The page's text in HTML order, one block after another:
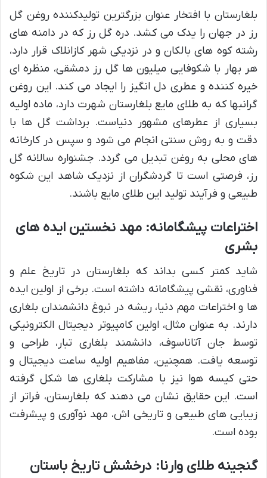
بلغارستان با افتخار عنوان بزرگترین تولیدکننده روغن گل
رز در جهان را یدک می کشد. دره گل رز که در دامنه های
رشته کوه های بالکان و در نزدیکی شهر کازانلاک قرار دارد،
هر بهار با شکوفایی میلیون ها گل رز دمشقی، منظره ای
خیره کننده و عطری دل انگیز را ایجاد می کند. این روغن
گرانبها که به طلای مایع بلغارستان شهرت دارد، ماده اولیه
بسیاری از عطرهای مشهور دنیاست. برداشت گل ها با
دقت و به روش سنتی انجام می شود و سپس در کارخانه
های محلی به روغن تبدیل می گردد. جشنواره سالانه گل
رز، فرصتی است تا گردشگران از نزدیک شاهد این شکوه
طبیعی و فرآیند تولید این طلای مایع باشند.
اختراعات پیشگامانه: مهد نخستین ایده های
بشری
شاید کمتر کسی بداند که بلغارستان در تاریخ علم و
فناوری، نقشی پیشگامانه داشته است. برخی از اولین ایده
ها و اختراعات مهم دنیا، ریشه در نبوغ دانشمندان بلغاری
دارند. به عنوان مثال، اولین کامپیوتر دیجیتال الکترونیکی
توسط جان آتاناسوف، دانشمند بلغاری تبار، طراحی و
توسعه یافت. همچنین، مفاهیم اولیه ساعت دیجیتال و
حتی کیسه هوا نیز با مشارکت بلغاری ها شکل گرفته
است. این حقایق نشان می دهند که بلغارستان، فراتر از
زیبایی های طبیعی و تاریخی اش، مهد نوآوری و پیشرفت
بوده است.
گنجینه طلای وارنا: درخشش تاریخ باستان